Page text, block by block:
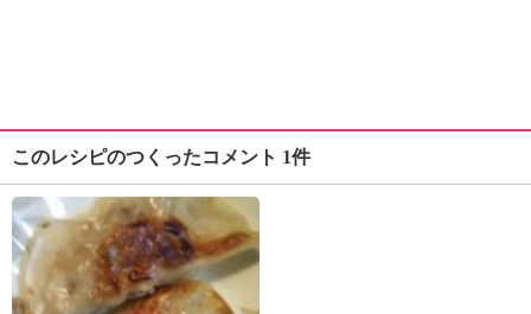
このレシピのつくったコメント 1件